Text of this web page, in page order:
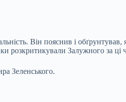
Він пояснив і
Залужного за ці
Зеленського.